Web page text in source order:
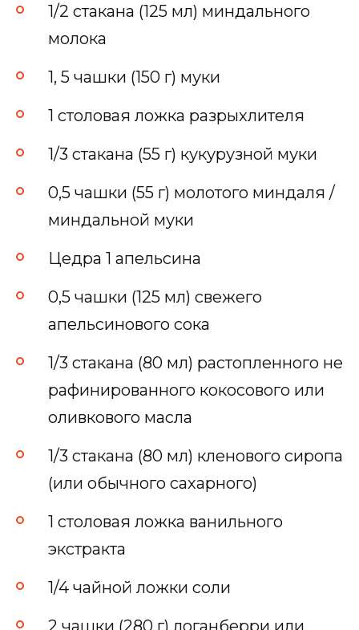
1/2 стакана (125 мл) миндального
молока
1, 5 чашки (150 г) муки
1 столовая ложка разрыхлителя
1/3 стакана (55 г) кукурузной муки
0,5 чашки (55 г) молотого миндаля /
миндальной муки
Цедра 1 апельсина
0,5 чашки (125 мл) свежего
апельсинового сока
1/3 стакана (80 мл) растопленного не
рафинированного кокосового или
оливкового масла
1/3 стакана (80 мл) кленового сиропа
(или обычного сахарного)
1 столовая ложка ванильного
экстракта
1/4 чайной ложки соли
2 чашки (280 г) логанберри или